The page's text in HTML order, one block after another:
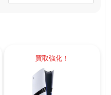
買取強化！